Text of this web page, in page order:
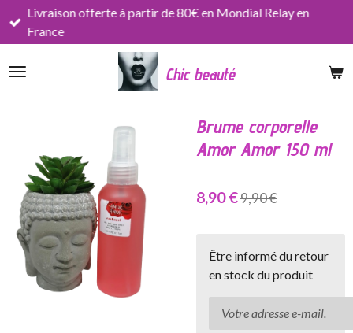
Passer
principal
Chic beauté
Livraison offerte à partir de 80€ en Mondial Relay en
France
Brume corporelle
Amor Amor 150 ml
8,90 €9,90 €
Être informé du retour
en stock du produit